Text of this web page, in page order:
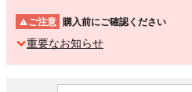
ご注意 購入前にご確認ください
重要なお知らせ